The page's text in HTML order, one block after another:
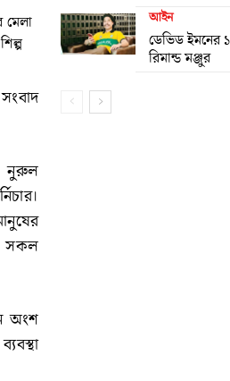
মেলা
নুরুল
সকল
অংশ
আইন
ডেভিড ইমনের
রিমান্ড মঞ্জুর